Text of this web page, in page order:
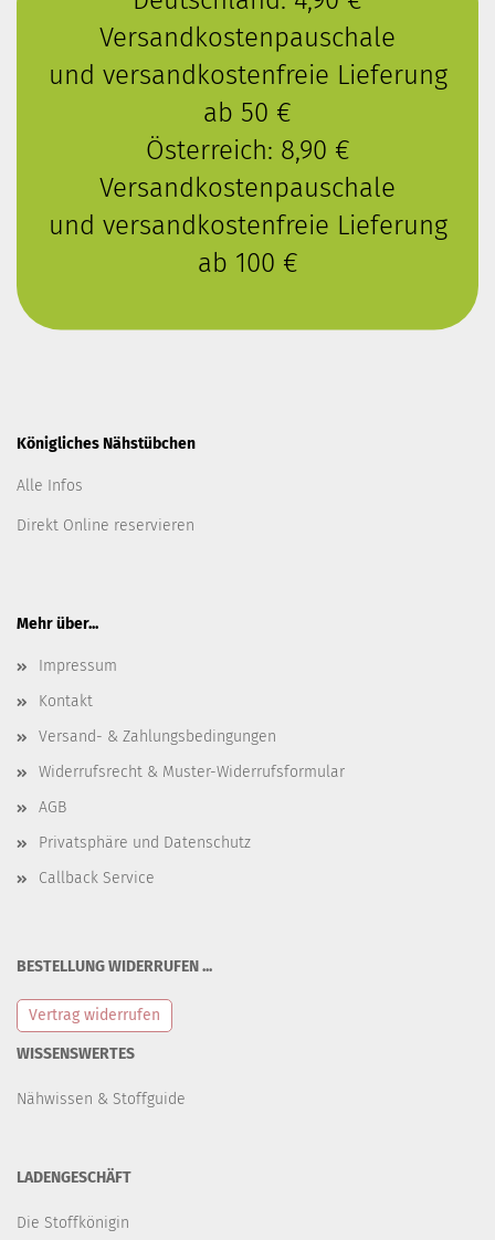
Versandkostenpauschale
und versandkostenfreie Lieferung
ab 50 €
Österreich: 8,90 €
Versandkostenpauschale
und versandkostenfreie Lieferung
ab 100 €
Königliches Nähstübchen
Alle Infos
Direkt Online reservieren
Mehr über...
Impressum
Kontakt
Versand- & Zahlungsbedingungen
Widerrufsrecht & Muster-Widerrufsformular
AGB
Privatsphäre und Datenschutz
Callback Service
BESTELLUNG WIDERRUFEN ...
Vertrag widerrufen
WISSENSWERTES
Nähwissen & Stoffguide
LADENGESCHÄFT
Die Stoffkönigin